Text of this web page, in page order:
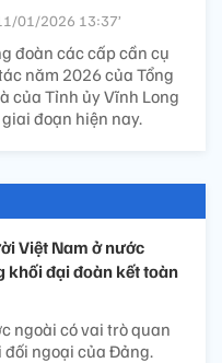
01/2026 13:37’
đoàn các cấp cần cụ
năm 2026 của Tổng
của Tỉnh ủy Vĩnh Long
đoạn hiện nay.
Việt Nam ở nước
khối đại đoàn kết toàn
ngoài có vai trò quan
ngoại của Đảng.